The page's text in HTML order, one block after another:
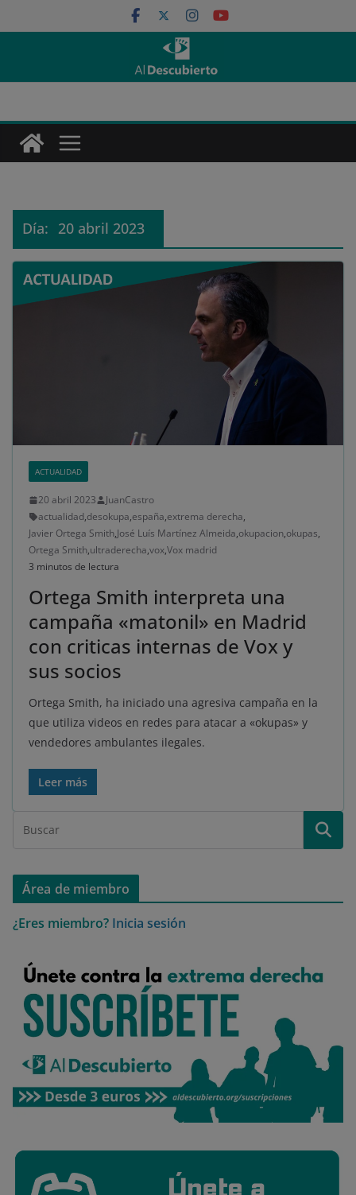
al
Día: 20 abril 2023
ACTUALIDAD
20 abril 2023
JuanCastro
actualidad,desokupa,españa,extrema derecha,
Javier Ortega Smith,José Luís Martínez Almeida,okupacion,okupas,
Ortega Smith,ultraderecha,vox,Vox madrid
3 minutos de lectura
Ortega Smith interpreta una
campaña «matonil» en Madrid
con criticas internas de Vox y
sus socios
Ortega Smith, ha iniciado una agresiva campaña en la
que utiliza videos en redes para atacar a «okupas» y
vendedores ambulantes ilegales.
Leer más
Área de miembro
¿Eres miembro? Inicia sesión